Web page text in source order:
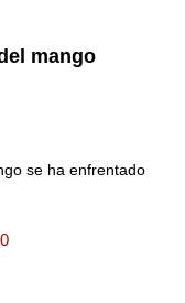
mango
se ha enfrentado